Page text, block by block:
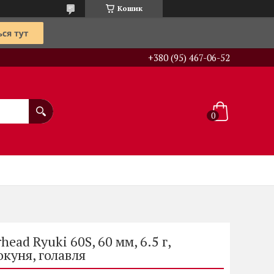
Кошик
+380 (95) 467-06-52
Ryuki 60S, 60 мм, 6.5 г,
голавля